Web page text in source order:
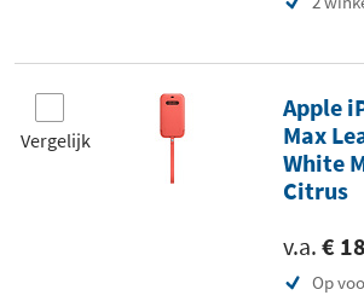
Vergelijk
Apple
Max
White
Citrus
v.a. €
Op